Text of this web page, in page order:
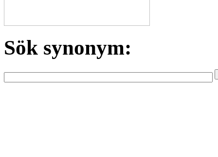
Sök synonym: